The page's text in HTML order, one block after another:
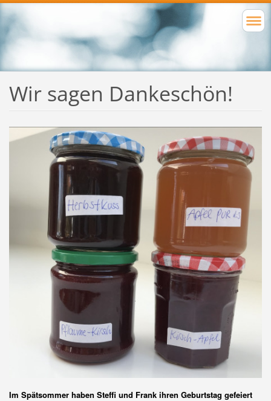
Wir sagen Dankeschön!
Im Spätsommer haben Steffi und Frank ihren Geburtstag gefeiert